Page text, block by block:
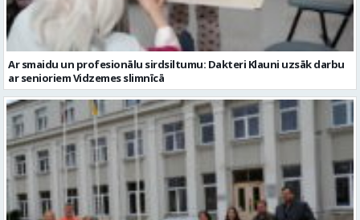
Ar smaidu un profesionālu sirdsiltumu: Dakteri Klauni uzsāk darbu
ar senioriem Vidzemes slimnīcā